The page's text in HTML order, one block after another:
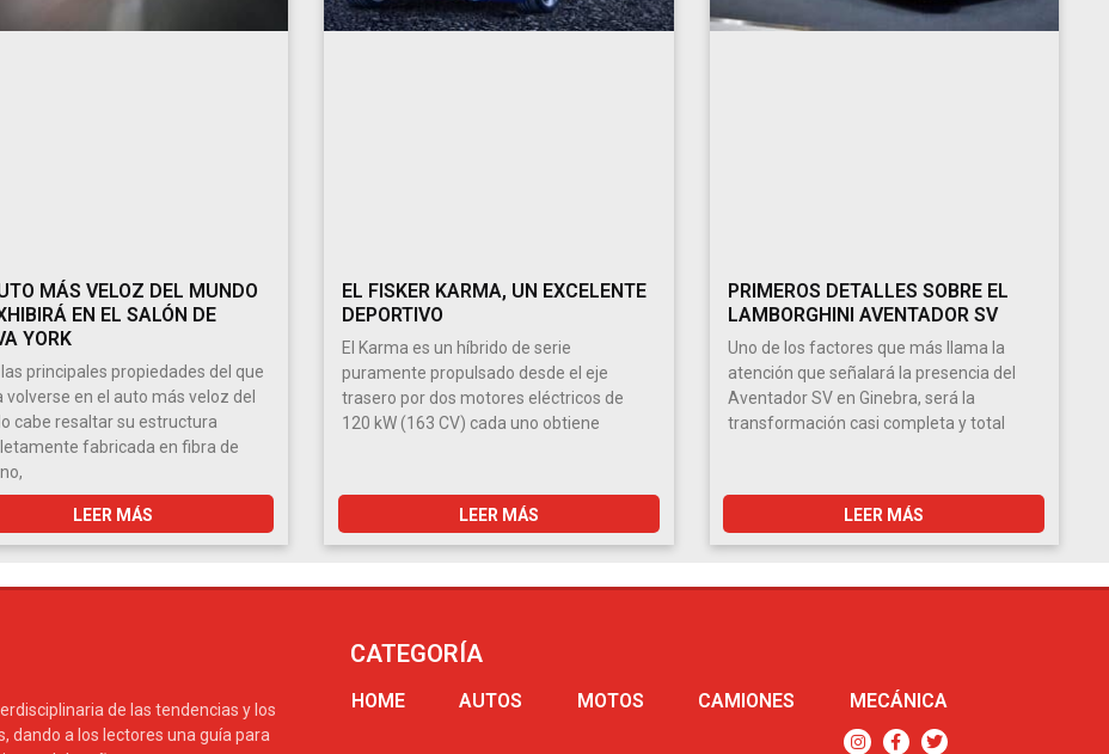
MÁS VELOZ DEL MUNDO
EN EL SALÓN DE
YORK
principales propiedades del que
volverse en el auto más veloz del
cabe resaltar su estructura
fabricada en fibra de
LEER MÁS
EL FISKER KARMA, UN EXCELENTE
DEPORTIVO
El Karma es un híbrido de serie
puramente propulsado desde el eje
trasero por dos motores eléctricos de
120 kW (163 CV) cada uno obtiene
LEER MÁS
PRIMEROS DETALLES SOBRE EL
LAMBORGHINI AVENTADOR SV
Uno de los factores que más llama la
atención que señalará la presencia del
Aventador SV en Ginebra, será la
transformación casi completa y total
LEER MÁS
de las tendencias y los
dando a los lectores una guía para
CATEGORÍA
HOME AUTOS MOTOS CAMIONES MECÁNICA